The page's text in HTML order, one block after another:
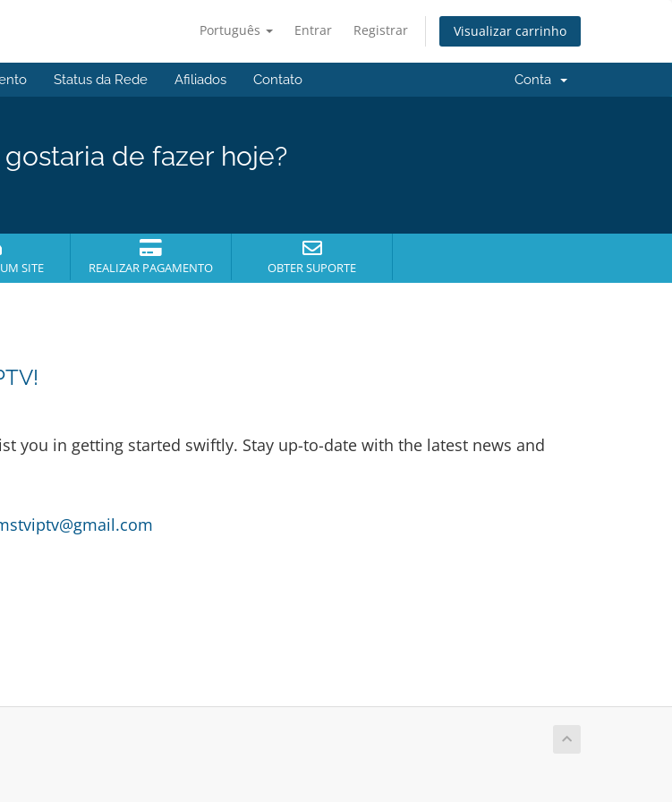
Português Entrar Registrar Visualizar carrinho
Status da Rede Afiliados Contato Conta
de fazer hoje?
SITE REALIZAR PAGAMENTO OBTER SUPORTE
you in getting started swiftly. Stay up-to-date with the latest news and